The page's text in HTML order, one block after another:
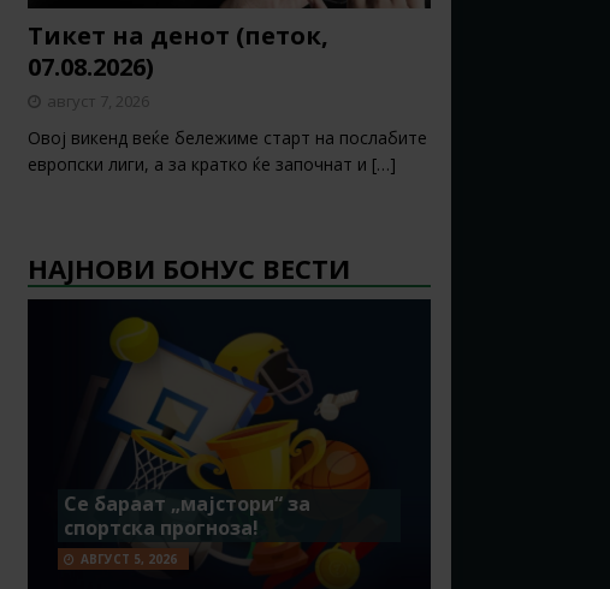
Тикет на денот (петок,
07.08.2026)
август 7, 2026
Овој викенд веќе бележиме старт на послабите
европски лиги, а за кратко ќе започнат и […]
НАЈНОВИ БОНУС ВЕСТИ
Се бараат „мајстори“ за
спортска прогноза!
АВГУСТ 5, 2026